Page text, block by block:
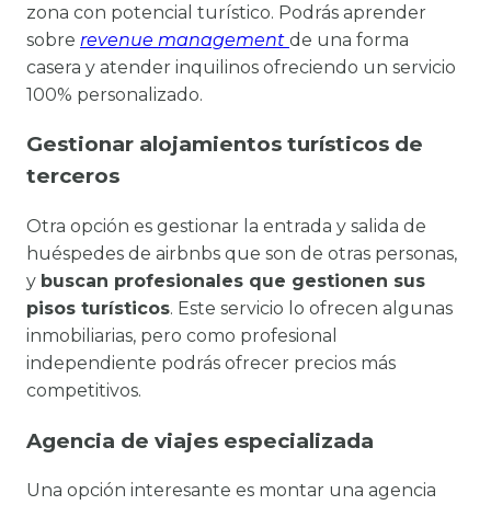
zona con potencial turístico. Podrás aprender
sobre revenue management de una forma
casera y atender inquilinos ofreciendo un servicio
100% personalizado.
Gestionar alojamientos turísticos de
terceros
Otra opción es gestionar la entrada y salida de
huéspedes de airbnbs que son de otras personas,
y buscan profesionales que gestionen sus
pisos turísticos. Este servicio lo ofrecen algunas
inmobiliarias, pero como profesional
independiente podrás ofrecer precios más
competitivos.
Agencia de viajes especializada
Una opción interesante es montar una agencia